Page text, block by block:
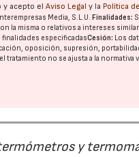
y acepto elAviso Legal y la Política
Media, S.L.U.Finalidades:
la misma o relativos a intereses
finalidades especificadasCesión: Los
oposición, supresión,
tratamiento no se ajusta a la
y